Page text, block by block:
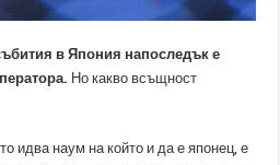
в Япония напоследък е
Но какво всъщност
идва наум на който и да е японец, е